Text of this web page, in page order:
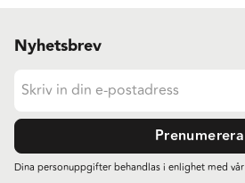
Nyhetsbrev
Prenumerera
Dina personuppgifter behandlas i enlighet med vår